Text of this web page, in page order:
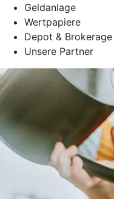
Geldanlage
Wertpapiere
Depot & Brokerage
Unsere Partner